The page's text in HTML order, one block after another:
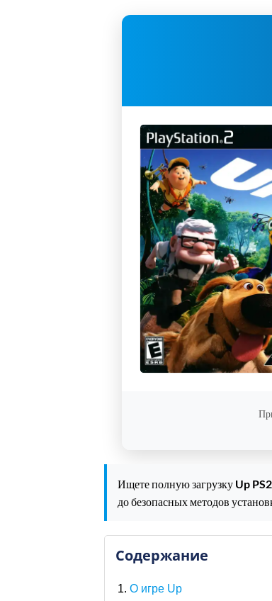
Ищете полную загрузку Up
до безопасных методов
Содержание
О игре Up